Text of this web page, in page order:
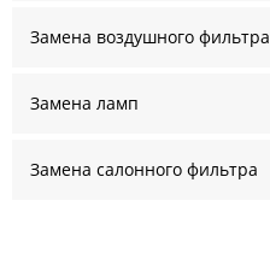
Замена воздушного фильтра
Замена ламп
Замена салонного фильтра